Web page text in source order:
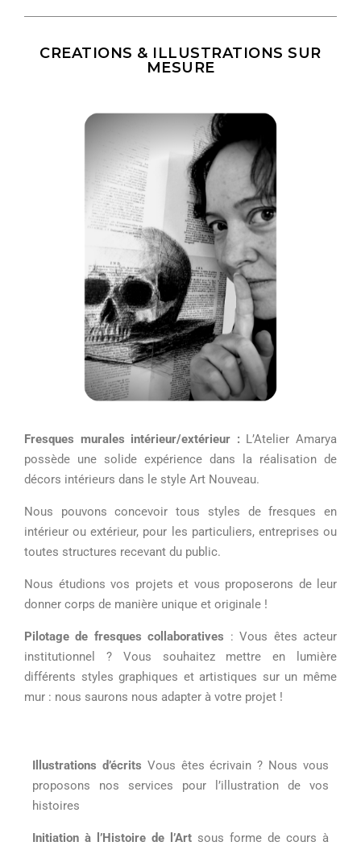
CREATIONS & ILLUSTRATIONS SUR
MESURE
Fresques murales intérieur/extérieur : L’Atelier Amarya
possède une solide expérience dans la réalisation de
décors intérieurs dans le style Art Nouveau.
Nous pouvons concevoir tous styles de fresques en
intérieur ou extérieur, pour les particuliers, entreprises ou
toutes structures recevant du public.
Nous étudions vos projets et vous proposerons de leur
donner corps de manière unique et originale !
Pilotage de fresques collaboratives : Vous êtes acteur
institutionnel ? Vous souhaitez mettre en lumière
différents styles graphiques et artistiques sur un même
mur : nous saurons nous adapter à votre projet !
Illustrations d’écrits Vous êtes écrivain ? Nous vous
proposons nos services pour l’illustration de vos
histoires
Initiation à l’Histoire de l’Art sous forme de cours à